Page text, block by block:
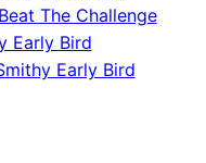
The Challenge
Early Bird
Early Bird